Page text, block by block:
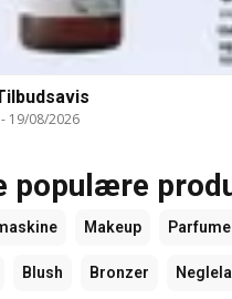
- 19/08/2026
populære
Makeup Parfume
Blush Bronzer